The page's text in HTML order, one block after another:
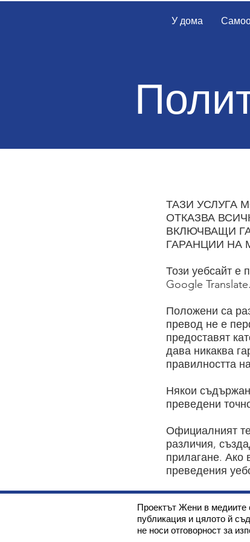
У дома
ТАЗИ УСЛУГА
ОТКАЗВА
ВКЛЮЧВАЩИ
ГАРАНЦИИ НА
Този уебсайт е
Google Translate.
Положени са
превод не е
предоставят
дава никаква
правилността
Някои
преведени
Официалният
различия,
прилагане. Ако
преведения
Проектът Жени в медиите
публикация и цялото й
не носи отговорност за